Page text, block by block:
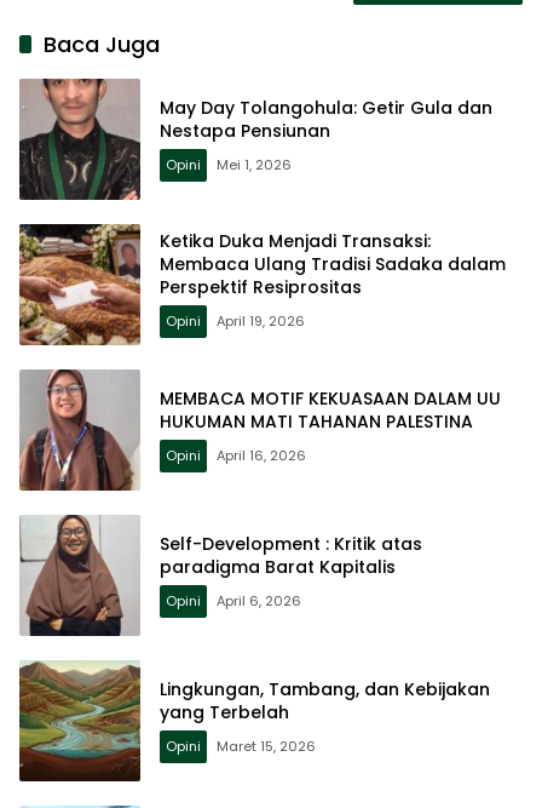
Baca Juga
May Day Tolangohula: Getir Gula dan
Nestapa Pensiunan
Opini Mei 1, 2026
Ketika Duka Menjadi Transaksi:
Membaca Ulang Tradisi Sadaka dalam
Perspektif Resiprositas
Opini April 19, 2026
MEMBACA MOTIF KEKUASAAN DALAM UU
HUKUMAN MATI TAHANAN PALESTINA
Opini April 16, 2026
Self-Development : Kritik atas
paradigma Barat Kapitalis
Opini April 6, 2026
Lingkungan, Tambang, dan Kebijakan
yang Terbelah
Opini Maret 15, 2026